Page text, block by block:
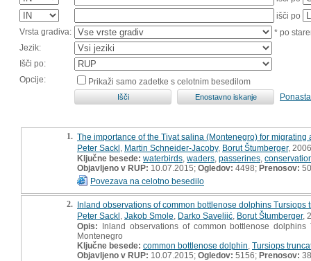
išči po
Vrsta gradiva:
* po
Jezik:
Išči po:
Opcije:
Prikaži samo zadetke s celotnim besedilom
1. The importance of the Tivat salina (Montenegro) for
Peter Sackl Martin Schneider-Jacoby, Borut Štumberger,
Ključne besede: waterbirds waders passerines
Objavljeno v RUP: 10.07.2015; Ogledov: 4498; Prenosov: 50
Povezava na celotno besedilo
2. Inland observations of common bottlenose dolphins
Peter Sackl Jakob Smole Darko Saveljić Borut Štumberger,
Opis: Inland observations of common bottlenose
Montenegro
Ključne besede: common bottlenose dolphin Tursiops
Objavljeno v RUP: 10.07.2015; Ogledov: 5156; Prenosov: 38